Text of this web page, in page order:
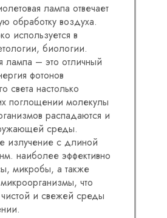
лампа отвечает
обработку воздуха.
используется в
биологии.
лампа – это отличный
фотонов
света настолько
поглощении молекулы
распадаются и
среды.
излучение с длиной
наиболее эффективно
микробы, а также
что
чистой и свежей среды